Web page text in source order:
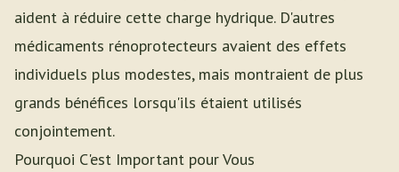
aident à réduire cette charge hydrique. D'autres
médicaments rénoprotecteurs avaient des effets
individuels plus modestes, mais montraient de plus
grands bénéfices lorsqu'ils étaient utilisés
conjointement.
Pourquoi C'est Important pour Vous